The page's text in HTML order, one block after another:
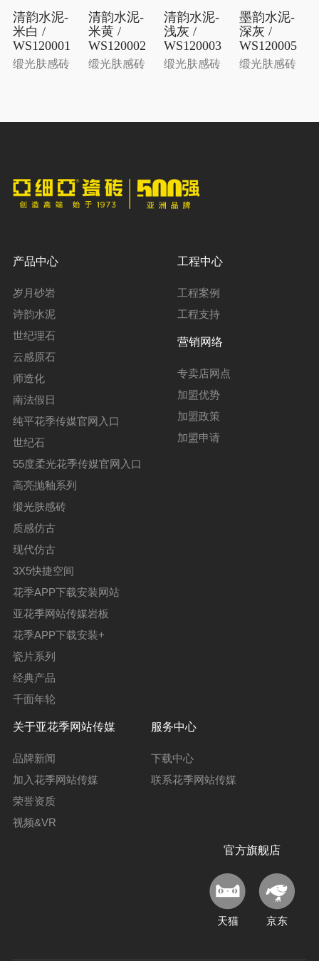
清韵水泥-
米白 /
WS120001
缎光肤感砖
清韵水泥-
米黄 /
WS120002
缎光肤感砖
清韵水泥-
浅灰 /
WS120003
缎光肤感砖
墨韵水泥-
深灰 /
WS120005
缎光肤感砖
产品中心
岁月砂岩
诗韵水泥
世纪理石
云感原石
师造化
南法假日
纯平花季传媒官网入口
世纪石
55度柔光花季传媒官网入口
高亮抛釉系列
缎光肤感砖
质感仿古
现代仿古
3X5快捷空间
花季APP下载安装网站
亚花季网站传媒岩板
花季APP下载安装+
瓷片系列
经典产品
千面年轮
工程中心
工程案例
工程支持
营销网络
专卖店网点
加盟优势
加盟政策
加盟申请
关于亚花季网站传媒
品牌新闻
加入花季网站传媒
荣誉资质
视频&VR
服务中心
下载中心
联系花季网站传媒
官方旗舰店
天猫 京东